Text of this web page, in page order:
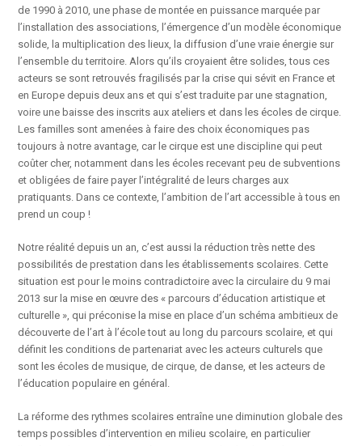
de 1990 à 2010, une phase de montée en puissance marquée par
l’installation des associations, l’émergence d’un modèle économique
solide, la multiplication des lieux, la diffusion d’une vraie énergie sur
l’ensemble du territoire. Alors qu’ils croyaient être solides, tous ces
acteurs se sont retrouvés fragilisés par la crise qui sévit en France et
en Europe depuis deux ans et qui s’est traduite par une stagnation,
voire une baisse des inscrits aux ateliers et dans les écoles de cirque.
Les familles sont amenées à faire des choix économiques pas
toujours à notre avantage, car le cirque est une discipline qui peut
coûter cher, notamment dans les écoles recevant peu de subventions
et obligées de faire payer l’intégralité de leurs charges aux
pratiquants. Dans ce contexte, l’ambition de l’art accessible à tous en
prend un coup !
Notre réalité depuis un an, c’est aussi la réduction très nette des
possibilités de prestation dans les établissements scolaires. Cette
situation est pour le moins contradictoire avec la circulaire du 9 mai
2013 sur la mise en œuvre des « parcours d’éducation artistique et
culturelle », qui préconise la mise en place d’un schéma ambitieux de
découverte de l’art à l’école tout au long du parcours scolaire, et qui
définit les conditions de partenariat avec les acteurs culturels que
sont les écoles de musique, de cirque, de danse, et les acteurs de
l’éducation populaire en général.
La réforme des rythmes scolaires entraîne une diminution globale des
temps possibles d’intervention en milieu scolaire, en particulier